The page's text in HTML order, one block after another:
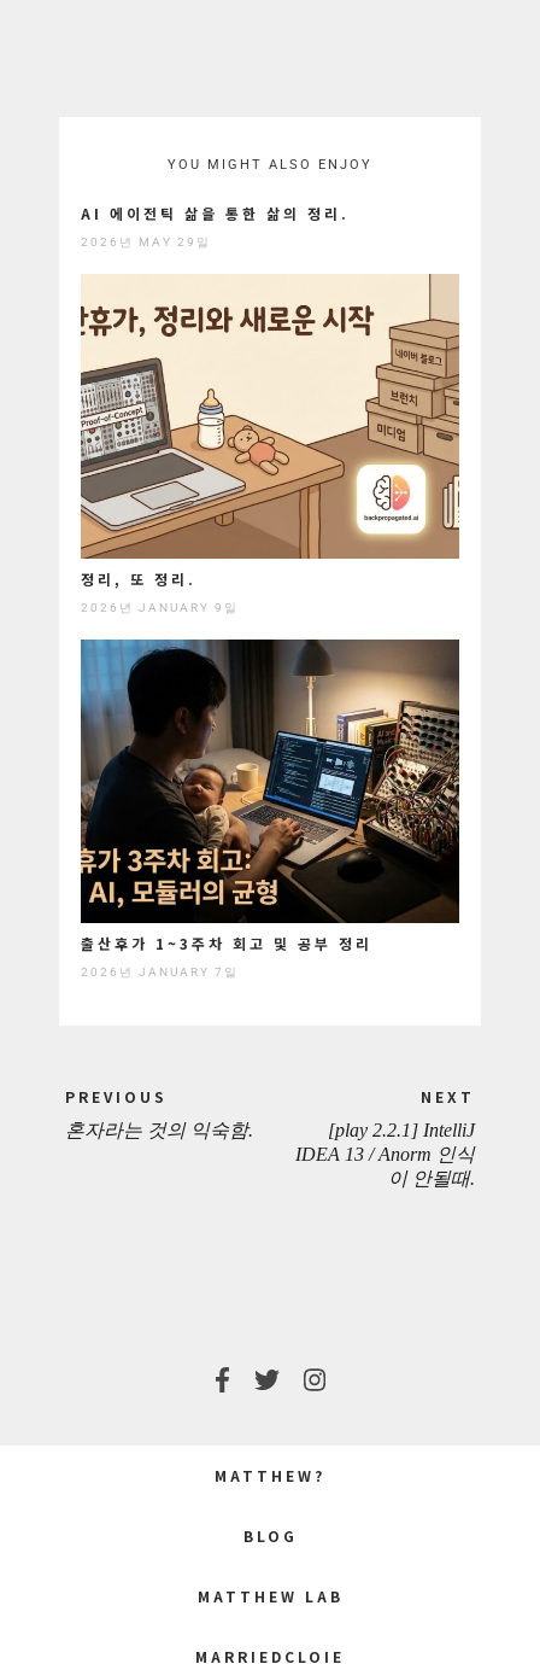
YOU MIGHT ALSO ENJOY
AI 에이전틱 삶을 통한 삶의 정리.
2026년 MAY 29일
정리, 또 정리.
2026년 JANUARY 9일
출산후가 1~3주차 회고 및 공부 정리
2026년 JANUARY 7일
navigation
PREVIOUS
PREVIOUS
혼자라는 것의 익숙함.
NEXT
[play 2.2.1] IntelliJ
IDEA 13 / Anorm 인식
이 안될때.
MATTHEW?
BLOG
MATTHEW LAB
MARRIEDCLOIE